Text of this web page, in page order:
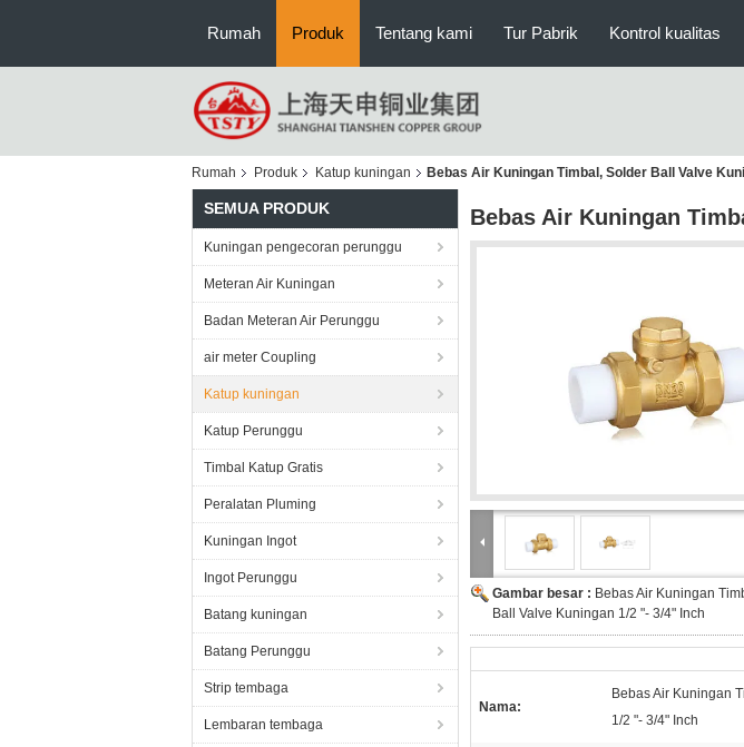
Rumah Produk Tentang kami Tur Pabrik Kontrol kualitas
Rumah Produk Katup kuningan Bebas Air Kuningan Timbal, Solder Ball Valve
SEMUA PRODUK
Kuningan pengecoran perunggu
Meteran Air Kuningan
Badan Meteran Air Perunggu
air meter Coupling
Katup kuningan
Katup Perunggu
Timbal Katup Gratis
Peralatan Pluming
Kuningan Ingot
Ingot Perunggu
Batang kuningan
Batang Perunggu
Strip tembaga
Lembaran tembaga
Bebas Air Kuningan
Gambar besar : Bebas Air Kuningan
Ball Valve Kuningan 1/2 "- 3/4" Inch
Nama:
Bebas Air Kuningan
1/2 "- 3/4" Inch